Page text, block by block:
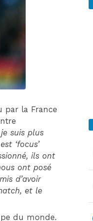
par la France
suis plus
‘focus’
ils ont
ont posé
d’avoir
et le
du monde.